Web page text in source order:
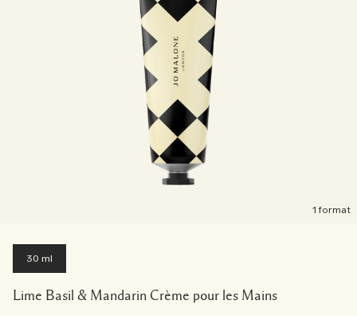
1 format
30 ml
Lime Basil & Mandarin Crème pour les Mains